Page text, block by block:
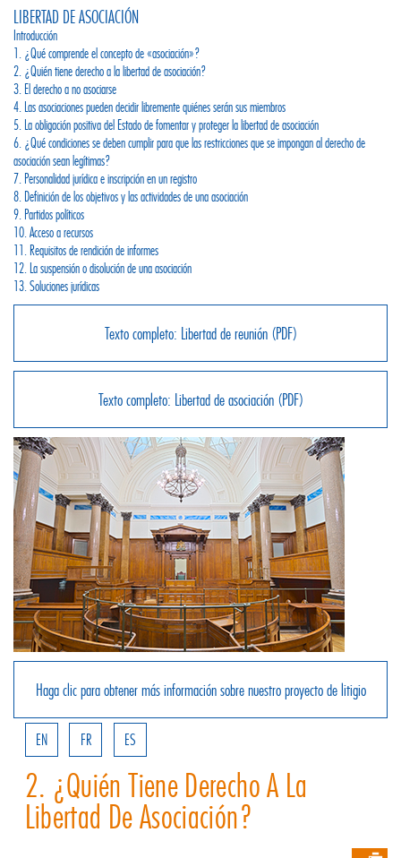
LIBERTAD DE ASOCIACIÓN
Introducción
1. ¿Qué comprende el concepto de «asociación»?
2. ¿Quién tiene derecho a la libertad de asociación?
3. El derecho a no asociarse
4. Las asociaciones pueden decidir libremente quiénes serán sus miembros
5. La obligación positiva del Estado de fomentar y proteger la libertad de asociación
6. ¿Qué condiciones se deben cumplir para que las restricciones que se impongan al derecho de
asociación sean legítimas?
7. Personalidad jurídica e inscripción en un registro
8. Definición de los objetivos y las actividades de una asociación
9. Partidos políticos
10. Acceso a recursos
11. Requisitos de rendición de informes
12. La suspensión o disolución de una asociación
13. Soluciones jurídicas
Texto completo: Libertad de reunión (PDF)
Texto completo: Libertad de asociación (PDF)
Haga clic para obtener más información sobre nuestro proyecto de litigio
EN FR ES
2. ¿Quién Tiene Derecho A La
Libertad De Asociación?